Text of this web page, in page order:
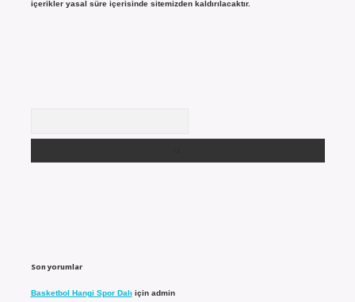
içerikler yasal süre içerisinde sitemizden kaldırılacaktır.
Son yorumlar
Basketbol Hangi Spor Dalı için admin